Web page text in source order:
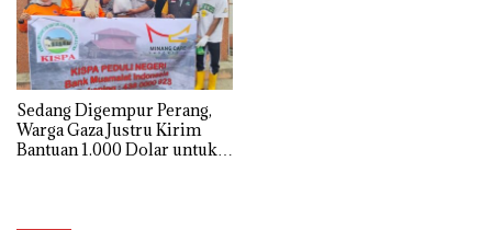
Sedang Digempur Perang,
Warga Gaza Justru Kirim
Bantuan 1.000 Dolar untuk